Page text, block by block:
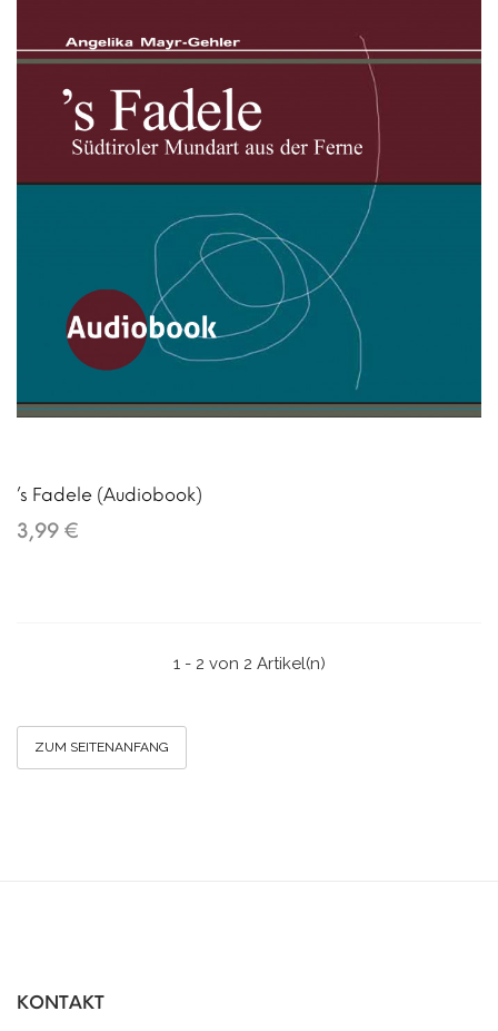
’s Fadele (Audiobook)
3,99 €
1 - 2 von 2 Artikel(n)
ZUM SEITENANFANG
KONTAKT